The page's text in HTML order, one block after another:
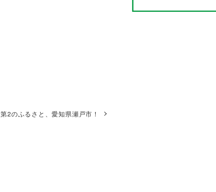
第2のふるさと、愛知県瀬戸市！